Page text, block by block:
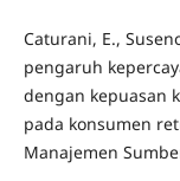
Caturani, E.,
pengaruh
dengan kepuasan
pada konsumen
Manajemen